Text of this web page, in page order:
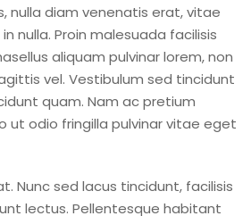
nulla diam venenatis erat, vitae
nulla. Proin malesuada facilisis
aliquam pulvinar lorem, non
vel. Vestibulum sed tincidunt
quam. Nam ac pretium
ut odio fringilla pulvinar vitae eget
Nunc sed lacus tincidunt, facilisis
lectus. Pellentesque habitant